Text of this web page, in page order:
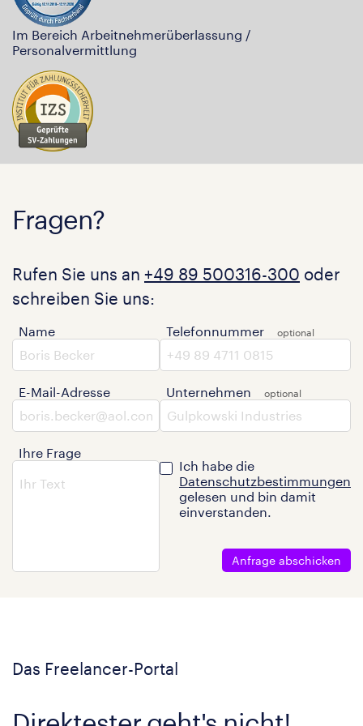
Im Bereich Arbeitnehmerüberlassung /
Personalvermittlung
Fragen?
Rufen Sie uns an +49 89 500316-300 oder
schreiben Sie uns:
Name
E-Mail-Adresse
Ihre Frage
Telefonnummer
Unternehmen
Ich habe die
Datenschutzbestimmungen
gelesen und bin damit
einverstanden.
Anfrage abschicken
Das Freelancer-Portal